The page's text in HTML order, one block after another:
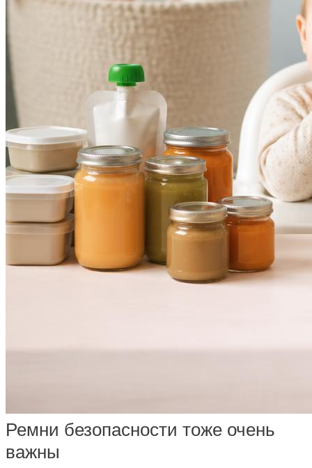
Ремни безопасности тоже очень
важны